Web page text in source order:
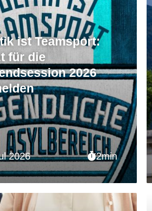
2026 2min
ist Teamsport:
für die
2026